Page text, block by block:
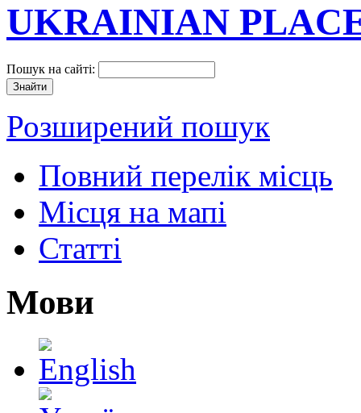
UKRAINIAN
Пошук на сайті:
Розширений пошук
Повний перелік місць
Місця на мапі
Статті
Мови